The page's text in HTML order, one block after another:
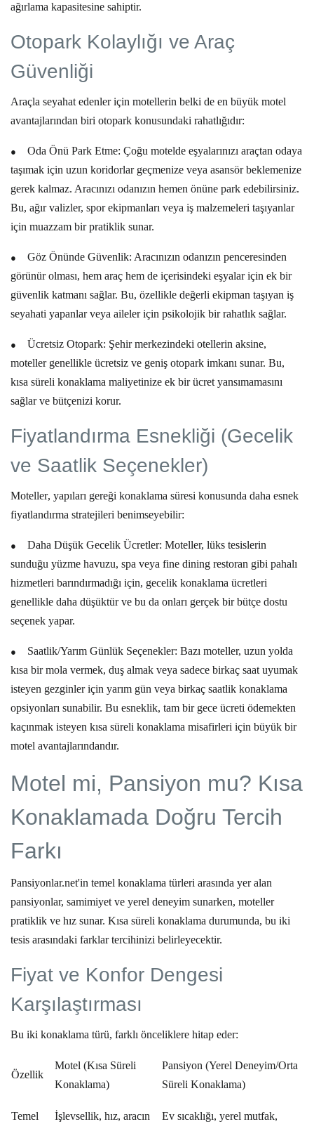
ağırlama kapasitesine sahiptir.
Otopark Kolaylığı ve Araç
Güvenliği
Araçla seyahat edenler için motellerin belki de en büyük motel
avantajlarından biri otopark konusundaki rahatlığıdır:
● Oda Önü Park Etme: Çoğu motelde eşyalarınızı araçtan odaya
taşımak için uzun koridorlar geçmenize veya asansör beklemenize
gerek kalmaz. Aracınızı odanızın hemen önüne park edebilirsiniz.
Bu, ağır valizler, spor ekipmanları veya iş malzemeleri taşıyanlar
için muazzam bir pratiklik sunar.
● Göz Önünde Güvenlik: Aracınızın odanızın penceresinden
görünür olması, hem araç hem de içerisindeki eşyalar için ek bir
güvenlik katmanı sağlar. Bu, özellikle değerli ekipman taşıyan iş
seyahati yapanlar veya aileler için psikolojik bir rahatlık sağlar.
● Ücretsiz Otopark: Şehir merkezindeki otellerin aksine,
moteller genellikle ücretsiz ve geniş otopark imkanı sunar. Bu,
kısa süreli konaklama maliyetinize ek bir ücret yansımamasını
sağlar ve bütçenizi korur.
Fiyatlandırma Esnekliği (Gecelik
ve Saatlik Seçenekler)
Moteller, yapıları gereği konaklama süresi konusunda daha esnek
fiyatlandırma stratejileri benimseyebilir:
● Daha Düşük Gecelik Ücretler: Moteller, lüks tesislerin
sunduğu yüzme havuzu, spa veya fine dining restoran gibi pahalı
hizmetleri barındırmadığı için, gecelik konaklama ücretleri
genellikle daha düşüktür ve bu da onları gerçek birbütçe dostu
seçenek yapar.
● Saatlik/Yarım Günlük Seçenekler: Bazı moteller, uzun yolda
kısa bir mola vermek, duş almak veya sadece birkaç saat uyumak
isteyen gezginler için yarım gün veya birkaç saatlik konaklama
opsiyonları sunabilir. Bu esneklik, tam bir gece ücreti ödemekten
kaçınmak isteyen kısa süreli konaklama misafirleri için büyük bir
motel avantajlarındandır.
Motel mi, Pansiyon mu? Kısa
Konaklamada Doğru Tercih
Farkı
Pansiyonlar.net'in temel konaklama türleri arasında yer alan
pansiyonlar, samimiyet ve yerel deneyim sunarken, moteller
pratiklik ve hız sunar. Kısa süreli konaklama durumunda, bu iki
tesis arasındaki farklar tercihinizi belirleyecektir.
Fiyat ve Konfor Dengesi
Karşılaştırması
Bu iki konaklama türü, farklı önceliklere hitap eder:
Özellik
Motel (Kısa Süreli
Konaklama)
Pansiyon (Yerel Deneyim/Orta
Süreli Konaklama)
Temel
İşlevsellik, hız, aracın
Ev sıcaklığı, yerel mutfak,